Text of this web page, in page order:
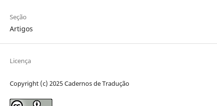
Seção
Artigos
Licença
Copyright (c) 2025 Cadernos de Tradução